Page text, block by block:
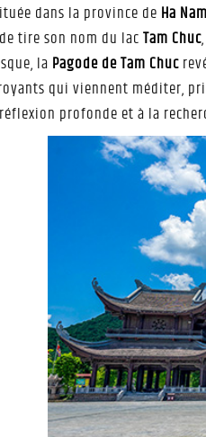
dans la province de Ha Nam
tire son nom du lacTam Chuc
la Pagode de Tam Chuc
qui viennent méditer,
profonde et à la